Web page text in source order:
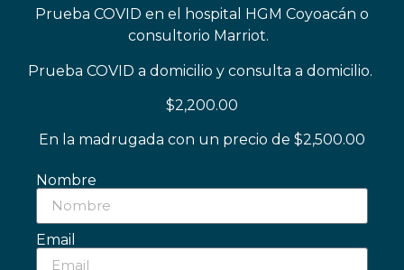
Prueba COVID en el hospital HGM Coyoacán o
consultorio Marriot.
Prueba COVID a domicilio y consulta a domicilio.
$2,200.00
En la madrugada con un precio de $2,500.00
Nombre
Email